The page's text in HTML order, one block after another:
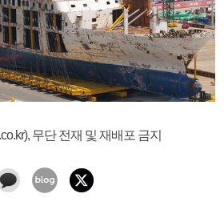
무단 전재 및 재배포 금지